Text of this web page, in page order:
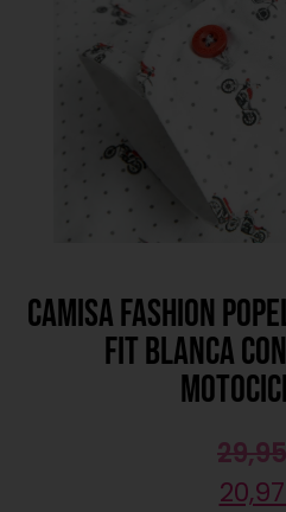
Camisa fashion
fit blanca
20,97